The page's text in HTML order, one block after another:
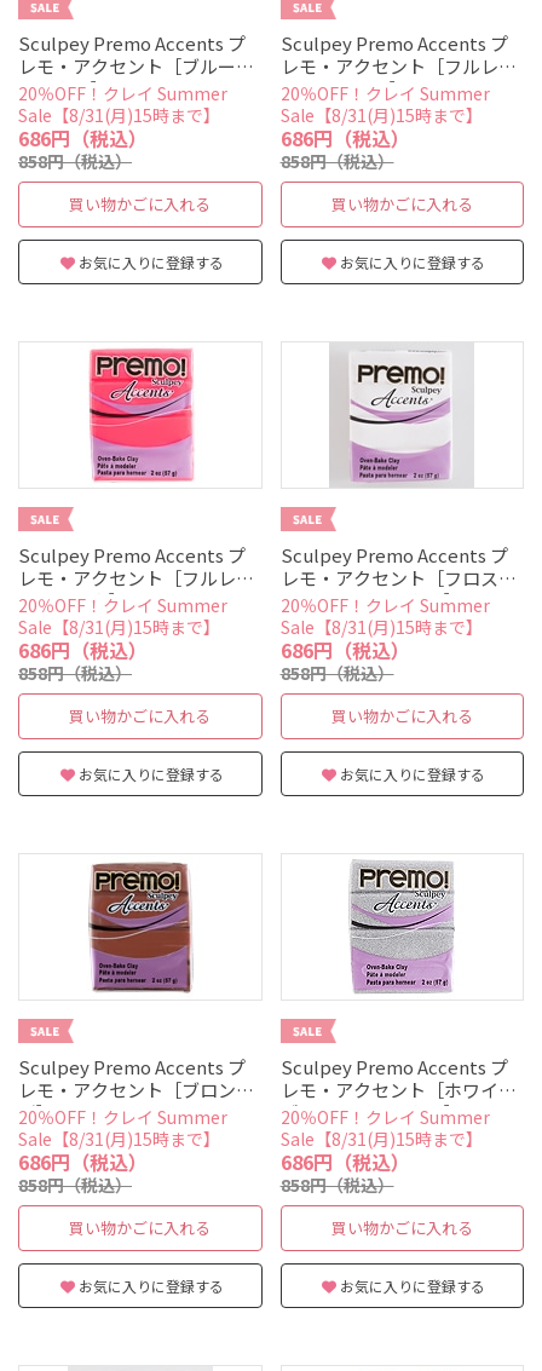
Sculpey Premo Accents プ
レモ・アクセント［ブルーグ
リッター］
20％OFF！クレイ Summer
Sale【8/31(月)15時まで】
686円（税込）
858円（税込）
買い物かごに入れる
お気に入りに登録する
Sculpey Premo Accents プ
レモ・アクセント［フルレセ
ントイエロー］
20％OFF！クレイ Summer
Sale【8/31(月)15時まで】
686円（税込）
858円（税込）
買い物かごに入れる
お気に入りに登録する
Sculpey Premo Accents プ
レモ・アクセント［フルレセ
ントピンク］
20％OFF！クレイ Summer
Sale【8/31(月)15時まで】
686円（税込）
858円（税込）
買い物かごに入れる
お気に入りに登録する
Sculpey Premo Accents プ
レモ・アクセント［フロスト
ホワイトグリッター］
20％OFF！クレイ Summer
Sale【8/31(月)15時まで】
686円（税込）
858円（税込）
買い物かごに入れる
お気に入りに登録する
Sculpey Premo Accents プ
レモ・アクセント［ブロン
ズ］
20％OFF！クレイ Summer
Sale【8/31(月)15時まで】
686円（税込）
858円（税込）
買い物かごに入れる
お気に入りに登録する
Sculpey Premo Accents プ
レモ・アクセント［ホワイト
ゴールドグリッター］
20％OFF！クレイ Summer
Sale【8/31(月)15時まで】
686円（税込）
858円（税込）
買い物かごに入れる
お気に入りに登録する